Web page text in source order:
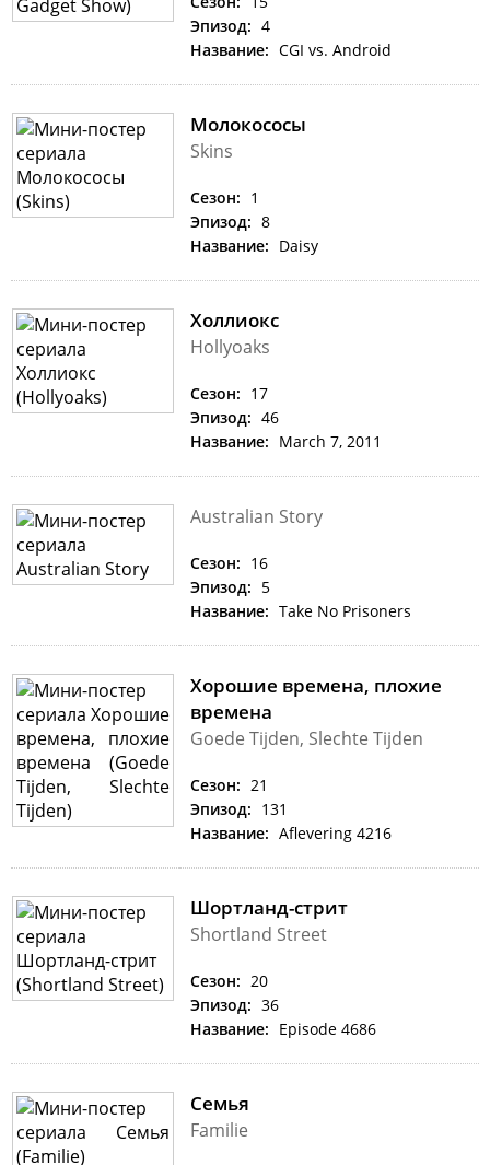
Эпизод: 4
Название: CGI vs. Android
Молокососы
Skins
Сезон: 1
Эпизод: 8
Название: Daisy
Холлиокс
Hollyoaks
Сезон: 17
Эпизод: 46
Название: March 7, 2011
Australian Story
Сезон: 16
Эпизод: 5
Название: Take No Prisoners
Хорошие времена, плохие
времена
Goede Tijden, Slechte Tijden
Сезон: 21
Эпизод: 131
Название: Aflevering 4216
Шортланд-стрит
Shortland Street
Сезон: 20
Эпизод: 36
Название: Episode 4686
Семья
Familie